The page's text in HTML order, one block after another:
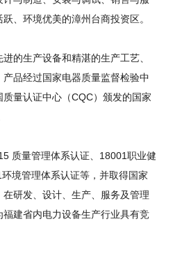
、环境优美的漳州台商投资区。
的生产设备和精湛的生产工艺、
品经过国家电器质量监督检验中
量认证中心（CQC）颁发的国家
质量管理体系认证、18001职业健
境管理体系认证等，并取得国家
研发、设计、生产、服务及管理
建省内电力设备生产行业具有竞